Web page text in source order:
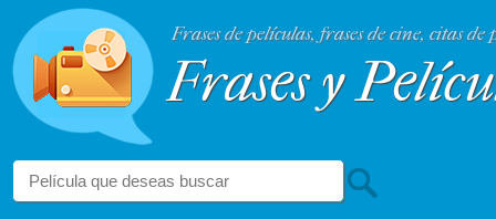
Frases de películas, frases de cine, citas de
Frases y